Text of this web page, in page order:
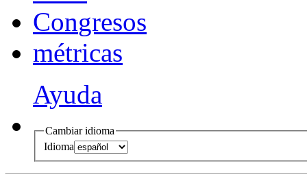
Congresos
métricas
Ayuda
Cambiar idioma
Idioma